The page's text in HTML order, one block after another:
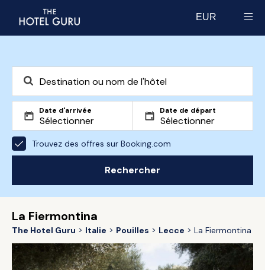
EUR
Date d'arrivée Date de départ
Trouvez des offres sur Booking.com
Rechercher
La Fiermontina
The Hotel Guru Italie Pouilles Lecce La Fiermontina